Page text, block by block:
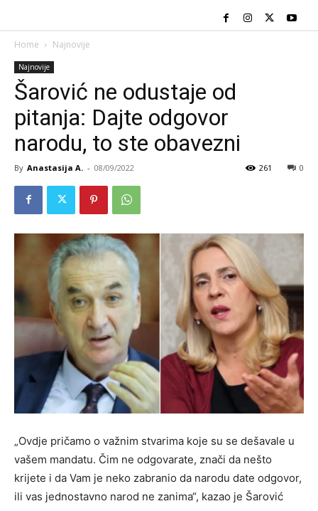
Home Najnovije
Najnovije
Šarović ne odustaje od
pitanja: Dajte odgovor
narodu, to ste obavezni
By Anastasija A. - 08/09/2022 0
261
„Ovdje pričamo o važnim stvarima koje su se dešavale u
vašem mandatu. Čim ne odgovarate, znači da nešto
krijete i da Vam je neko zabranio da narodu date odgovor,
ili vas jednostavno narod ne zanima“, kazao je Šarović